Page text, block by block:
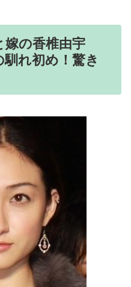
の香椎由宇
馴れ初め！驚き